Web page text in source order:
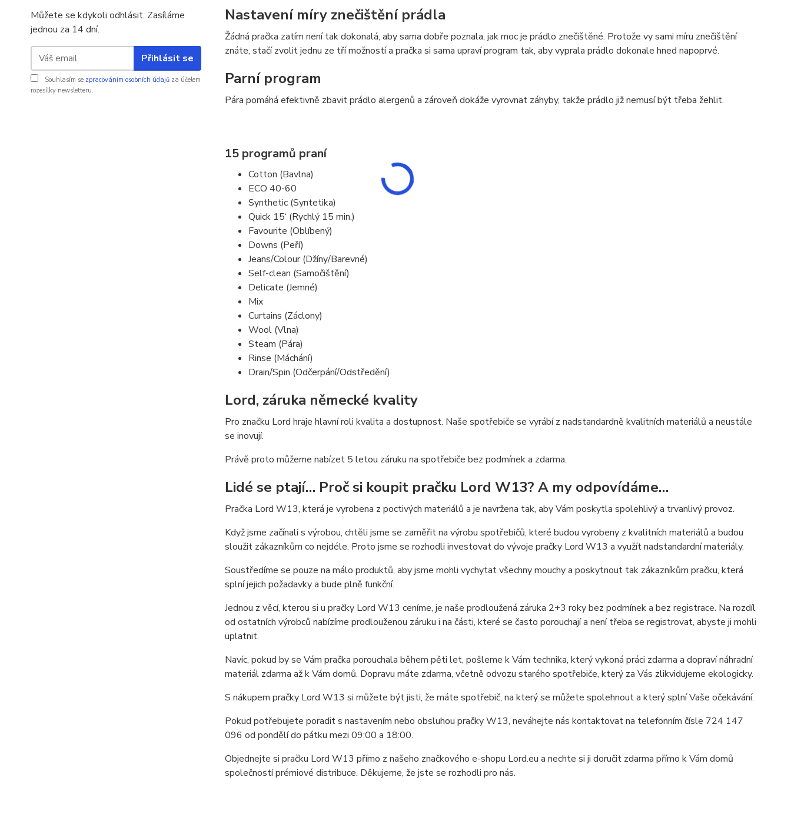
Můžete se kdykoli odhlásit. Zasíláme
jednou za 14 dní.
Přihlásit se
Souhlasím se zpracováním osobních údajů za účelem
rozesílky newsletteru.
Nastavení míry znečištění prádla
Žádná pračka zatím není tak dokonalá, aby sama dobře poznala, jak moc je prádlo znečištěné. Protože vy sami míru znečištění
znáte, stačí zvolit jednu ze tří možností a pračka si sama upraví program tak, aby vyprala prádlo dokonale hned napoprvé.
Parní program
Pára pomáhá efektivně zbavit prádlo alergenů a zároveň dokáže vyrovnat záhyby, takže prádlo již nemusí být třeba žehlit.
15 programů praní
Cotton (Bavlna)
ECO 40-60
Synthetic (Syntetika)
Quick 15‘ (Rychlý 15 min.)
Favourite (Oblíbený)
Downs (Peří)
Jeans/Colour (Džíny/Barevné)
Self-clean (Samočištění)
Delicate (Jemné)
Mix
Curtains (Záclony)
Wool (Vlna)
Steam (Pára)
Rinse (Máchání)
Drain/Spin (Odčerpání/Odstředění)
Lord, záruka německé kvality
Pro značku Lord hraje hlavní roli kvalita a dostupnost. Naše spotřebiče se vyrábí z nadstandardně kvalitních materiálů a neustále
se inovují.
Právě proto můžeme nabízet 5 letou záruku na spotřebiče bez podmínek a zdarma.
Lidé se ptají… Proč si koupit pračku Lord W13? A my odpovídáme…
Pračka Lord W13, která je vyrobena z poctivých materiálů a je navržena tak, aby Vám poskytla spolehlivý a trvanlivý provoz.
Když jsme začínali s výrobou, chtěli jsme se zaměřit na výrobu spotřebičů, které budou vyrobeny z kvalitních materiálů a budou
sloužit zákazníkům co nejdéle. Proto jsme se rozhodli investovat do vývoje pračky Lord W13 a využít nadstandardní materiály.
Soustředíme se pouze na málo produktů, aby jsme mohli vychytat všechny mouchy a poskytnout tak zákazníkům pračku, která
splní jejich požadavky a bude plně funkční.
Jednou z věcí, kterou si u pračky Lord W13 ceníme, je naše prodloužená záruka 2+3 roky bez podmínek a bez registrace. Na rozdíl
od ostatních výrobců nabízíme prodlouženou záruku i na části, které se často porouchají a není třeba se registrovat, abyste ji mohli
uplatnit.
Navíc, pokud by se Vám pračka porouchala během pěti let, pošleme k Vám technika, který vykoná práci zdarma a dopraví náhradní
materiál zdarma až k Vám domů. Dopravu máte zdarma, včetně odvozu starého spotřebiče, který za Vás zlikvidujeme ekologicky.
S nákupem pračky Lord W13 si můžete být jisti, že máte spotřebič, na který se můžete spolehnout a který splní Vaše očekávání.
Pokud potřebujete poradit s nastavením nebo obsluhou pračky W13, neváhejte nás kontaktovat na telefonním čísle 724 147
096 od pondělí do pátku mezi 09:00 a 18:00.
Objednejte si pračku Lord W13 přímo z našeho značkového e-shopu Lord.eu a nechte si ji doručit zdarma přímo k Vám domů
společností prémiové distribuce. Děkujeme, že jste se rozhodli pro nás.